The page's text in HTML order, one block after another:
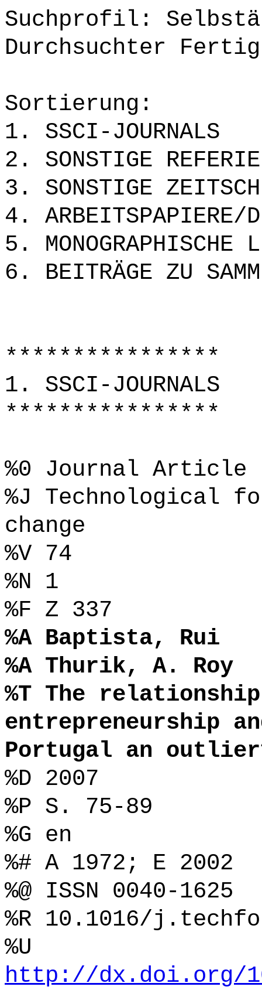
Suchprofil:
Durchsuchter
Sortierung:
1. SSCI-JOURNALS
2. SONSTIGE
3. SONSTIGE
4. ARBEITSPAPIERE/
5. MONOGRAPHISCHE
6. BEITRÄGE ZU
****************
1. SSCI-JOURNALS
****************
%0 Journal Article
%J Technological
change
%V 74
%N 1
%F Z 337
%A Baptista, Rui
%A Thurik, A. Roy
%T The relationship
entrepreneurship
Portugal an
%D 2007
%P S. 75-89
%G en
%# A 1972; E 2002
%@ ISSN 0040-1625
%R 10.1016/
%U
http://dx.doi.org/